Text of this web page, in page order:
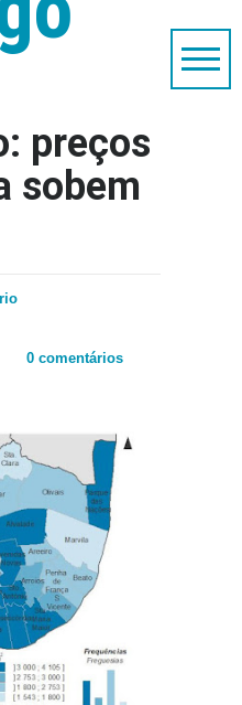
preços
sobem
0 comentários